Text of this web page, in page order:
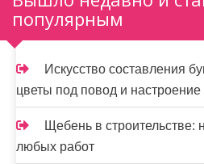
п
и
с
я
м
популярным
Искусство составления
цветы под повод и настроение
Щебень в строительстве:
любых работ